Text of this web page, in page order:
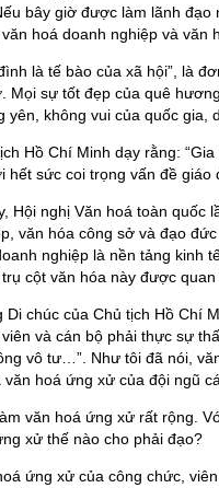
bây giờ được làm lãnh đạo
hoá doanh nghiệp và văn
là tế bào của xã hội”, là
Mọi sự tốt đẹp của quê
yên, không vui của quốc gia,
Hồ Chí Minh dạy rằng:
hết sức coi trọng vấn đề
Hội nghị Văn hoá toàn quốc
văn hóa công sở và đạo
nghiệp là nền tảng kinh
trụ cột văn hóa này được
Di chúc của Chủ tịch Hồ Chí
và cán bộ phải thực sự
vô tư…”. Như tôi đã nói,
văn hoá ứng xử của đội ngũ
văn hoá ứng xử rất rộng.
xử thế nào cho phải đạo?
ứng xử của công chức,